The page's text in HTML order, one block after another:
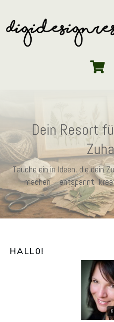
Dein Resort
Tauche ein in Ideen, die dein
machen – entspannt,
HALL0!